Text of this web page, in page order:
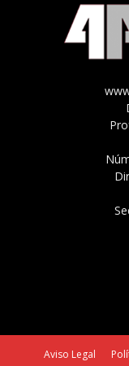
Aviso Legal